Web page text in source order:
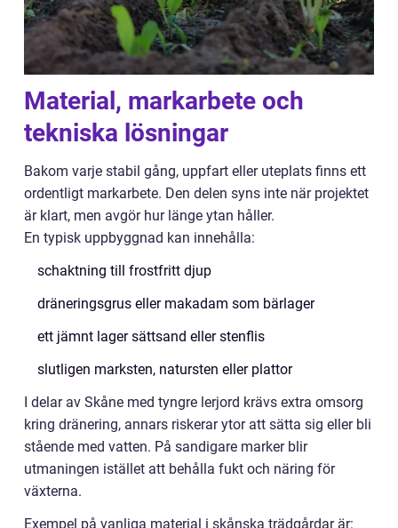
Material, markarbete och
tekniska lösningar
Bakom varje stabil gång, uppfart eller uteplats finns ett
ordentligt markarbete. Den delen syns inte när projektet
är klart, men avgör hur länge ytan håller.
En typisk uppbyggnad kan innehålla:
schaktning till frostfritt djup
dräneringsgrus eller makadam som bärlager
ett jämnt lager sättsand eller stenflis
slutligen marksten, natursten eller plattor
I delar av Skåne med tyngre lerjord krävs extra omsorg
kring dränering, annars riskerar ytor att sätta sig eller bli
stående med vatten. På sandigare marker blir
utmaningen istället att behålla fukt och näring för
växterna.
Exempel på vanliga material i skånska trädgårdar är: